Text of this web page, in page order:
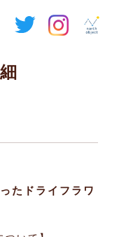
たドライフラワ